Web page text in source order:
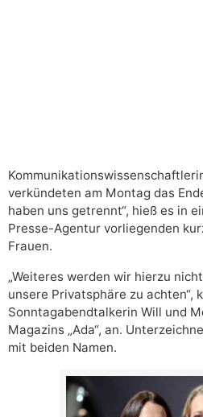
verkündeten am Montag das
haben uns getrennt“, hieß es in
Presse-Agentur vorliegenden
Frauen.
„Weiteres werden wir hierzu
unsere Privatsphäre zu achten“,
Sonntagabendtalkerin Will und
Magazins „Ada“, an.
mit beiden Namen.